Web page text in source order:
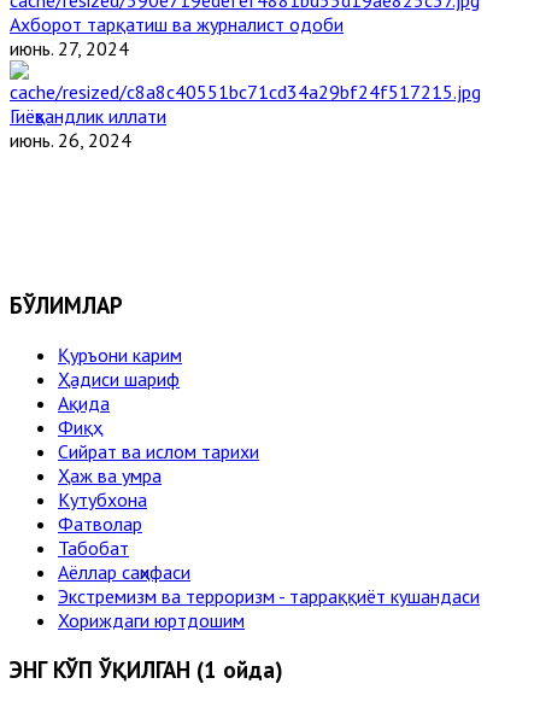
Ахборот тарқатиш ва журналист одоби
июнь. 27, 2024
Гиёҳвандлик иллати
июнь. 26, 2024
БЎЛИМЛАР
Қуръони карим
Ҳадиси шариф
Ақида
Фиқҳ
Сийрат ва ислом тарихи
Ҳаж ва умра
Кутубхона
Фатволар
Табобат
Аёллар саҳифаси
Экстремизм ва терроризм - тарраққиёт кушандаси
Хориждаги юртдошим
ЭНГ КЎП ЎҚИЛГАН (1 ойда)